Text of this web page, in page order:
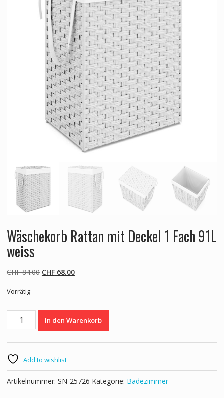
Wäschekorb Rattan mit Deckel 1 Fach 91L
weiss
CHF84.00 Ursprünglicher
CHF 84.00
CHF68.00Aktueller
CHF 68.00.
Vorrätig
Wäschekorb
Rattan
1
Fach
91L
weiss
In den Warenkorb
Add to wishlist
Artikelnummer: SN-25726 Kategorie: Badezimmer